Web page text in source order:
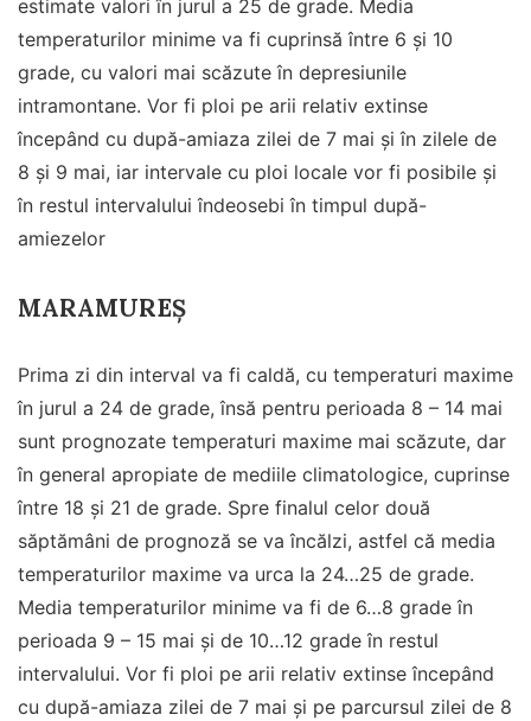
estimate valori în jurul a 25 de grade. Media
temperaturilor minime va fi cuprinsă între 6 și 10
grade, cu valori mai scăzute în depresiunile
intramontane. Vor fi ploi pe arii relativ extinse
începând cu după-amiaza zilei de 7 mai și în zilele de
8 și 9 mai, iar intervale cu ploi locale vor fi posibile și
în restul intervalului îndeosebi în timpul după-
amiezelor
MARAMUREȘ
Prima zi din interval va fi caldă, cu temperaturi maxime
în jurul a 24 de grade, însă pentru perioada 8 – 14 mai
sunt prognozate temperaturi maxime mai scăzute, dar
în general apropiate de mediile climatologice, cuprinse
între 18 și 21 de grade. Spre finalul celor două
săptămâni de prognoză se va încălzi, astfel că media
temperaturilor maxime va urca la 24…25 de grade.
Media temperaturilor minime va fi de 6…8 grade în
perioada 9 – 15 mai și de 10…12 grade în restul
intervalului. Vor fi ploi pe arii relativ extinse începând
cu după-amiaza zilei de 7 mai și pe parcursul zilei de 8